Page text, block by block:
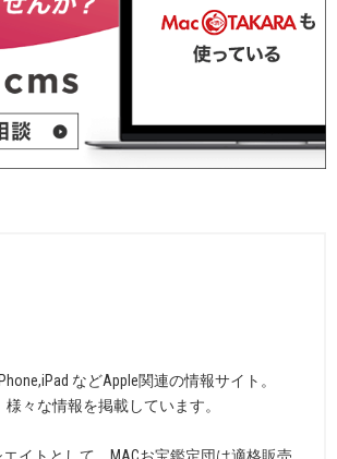
などApple関連の情報サイト。
様々な情報を掲載しています。
イトとして、MACお宝鑑定団は適格販売